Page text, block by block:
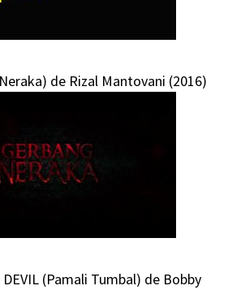
de Rizal Mantovani (2016)
(Pamali Tumbal) de Bobby